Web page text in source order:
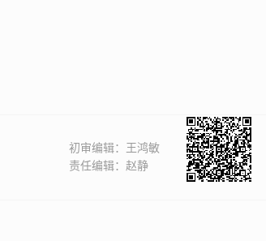
初审编辑：王鸿敏
责任编辑：赵静